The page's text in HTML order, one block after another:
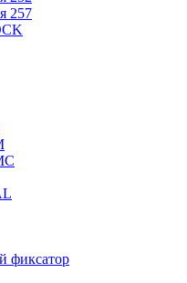
257
фиксатор